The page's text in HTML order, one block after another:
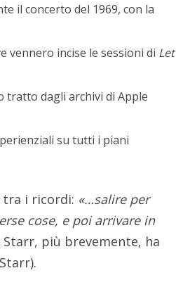
il concerto del 1969, con la
vennero incise le sessioni di Let
tratto dagli archivi di Apple
su tutti i piani
tra i ricordi: «…salire per
cose, e poi arrivare in
Starr, più brevemente, ha